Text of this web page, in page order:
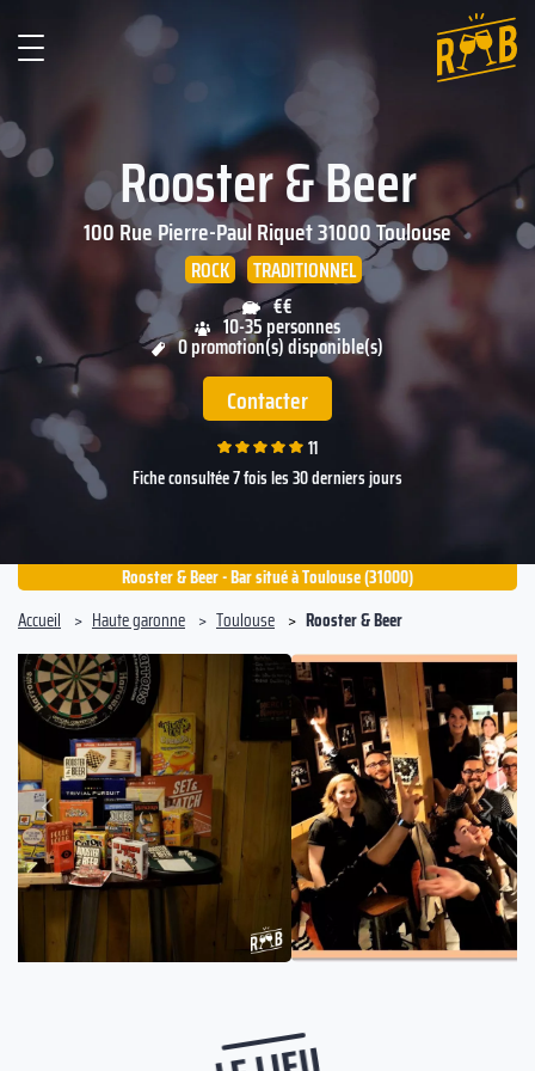
Rooster & Beer
100 Rue Pierre-Paul Riquet31000Toulouse
ROCK
TRADITIONNEL
€€
10-35 personnes
0 promotion(s) disponible(s)
Contacter
11
Fiche consultée 7 fois les 30 derniers jours
Rooster & Beer - Bar situé à Toulouse (31000)
Accueil
Haute garonne Toulouse Rooster & Beer
Précédent
Suivant